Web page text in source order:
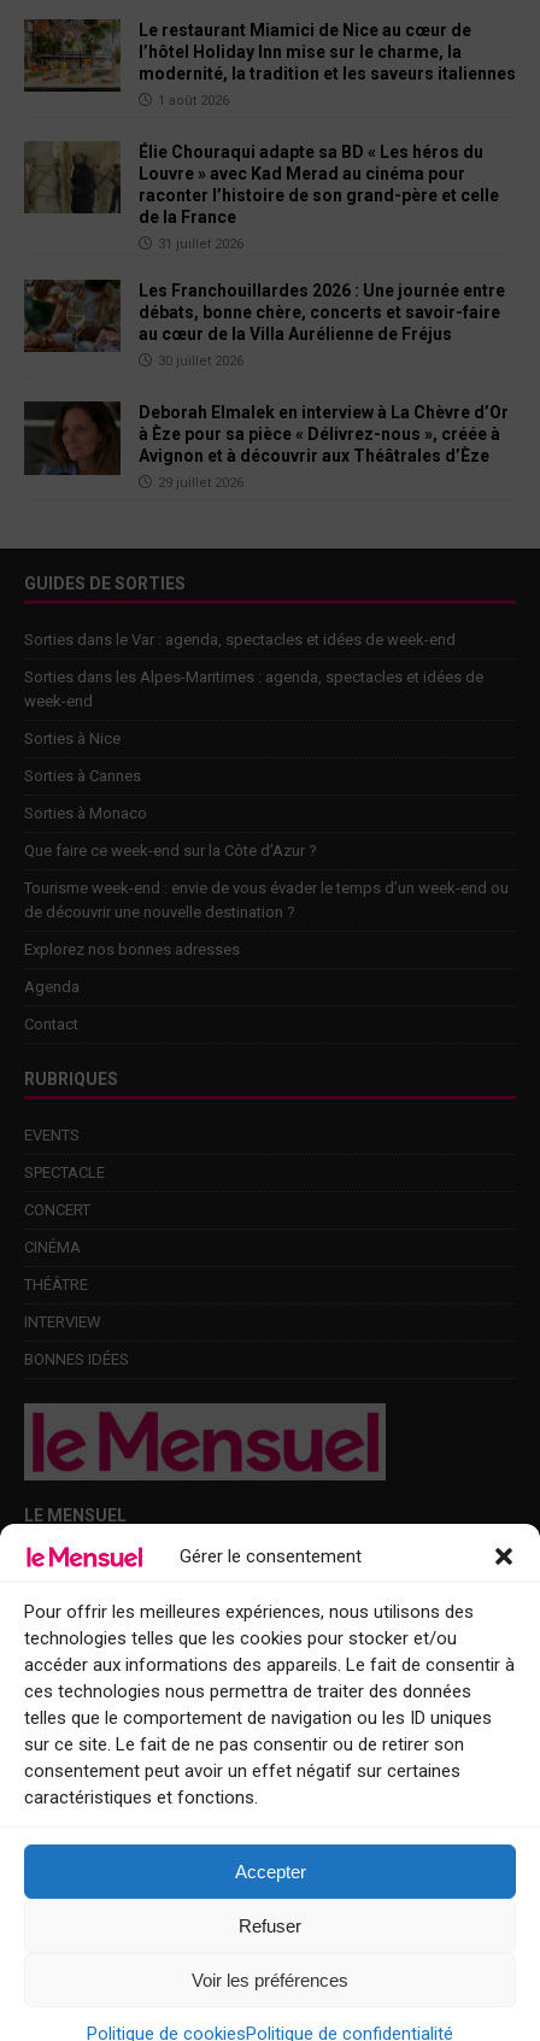
Gérer le consentement
Pour offrir les meilleures expériences, nous utilisons des
technologies telles que les cookies pour stocker et/ou
accéder aux informations des appareils. Le fait de consentir à
ces technologies nous permettra de traiter des données
telles que le comportement de navigation ou les ID uniques
sur ce site. Le fait de ne pas consentir ou de retirer son
consentement peut avoir un effet négatif sur certaines
caractéristiques et fonctions.
Accepter
Refuser
Voir les préférences
Politique de cookiesPolitique de confidentialité
Le restaurant Miamici de Nice au cœur de
l’hôtel Holiday Inn mise sur le charme, la
modernité, la tradition et les saveurs italiennes
1 août 2026
Élie Chouraqui adapte sa BD « Les héros du
Louvre » avec Kad Merad au cinéma pour
raconter l’histoire de son grand-père et celle
de la France
31 juillet 2026
Les Franchouillardes 2026 : Une journée entre
débats, bonne chère, concerts et savoir-faire
au cœur de la Villa Aurélienne de Fréjus
30 juillet 2026
Deborah Elmalek en interview à La Chèvre d’Or
à Èze pour sa pièce « Délivrez-nous », créée à
Avignon et à découvrir aux Théâtrales d’Èze
29 juillet 2026
GUIDES DE SORTIES
Sorties dans le Var : agenda, spectacles et idées de week-end
Sorties dans les Alpes-Maritimes : agenda, spectacles et idées de
week-end
Sorties à Nice
Sorties à Cannes
Sorties à Monaco
Que faire ce week-end sur la Côte d’Azur ?
Tourisme week-end : envie de vous évader le temps d’un week-end ou
de découvrir une nouvelle destination ?
Explorez nos bonnes adresses
Agenda
Contact
RUBRIQUES
EVENTS
SPECTACLE
CONCERT
CINÉMA
THÉÂTRE
INTERVIEW
BONNES IDÉES
LE MENSUEL
Points de diffusion Var et Alpes-Maritimes : oû trouver Le Mensuel ?
Le Mensuel en PDF : consultez le magazine en ligne
Qui sommes-nous ?
BFM Top Sorties
EVENT
Tourisme week-end : envie de vous évader le temps d’un week-end ou
Explorez nos bonnes adresses
Contact